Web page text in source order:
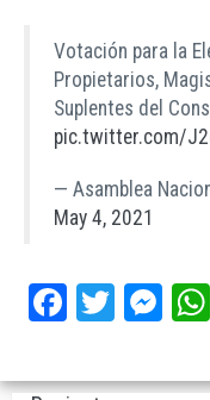
Votación para la
Propietarios,
Suplentes del
pic.twitter.com/
— Asamblea
May 4, 2021
Facebook